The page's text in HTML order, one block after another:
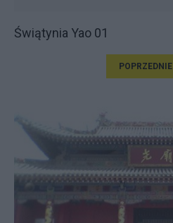
Świątynia Yao 01
POPRZEDNIE